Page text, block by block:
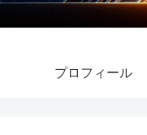
プロフィール